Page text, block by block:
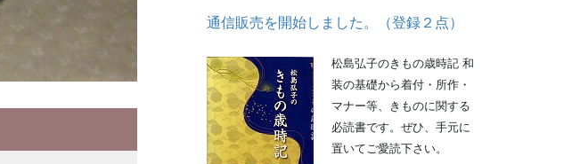
通信販売を開始しました。（登録２点）
松島弘子のきもの歳時記 和
装の基礎から着付・所作・
マナー等、きものに関する
必読書です。ぜひ、手元に
置いてご愛読下さい。